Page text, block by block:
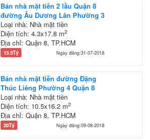
Bán nhà mặt tiền 2 lầu Quận 8
đường Âu Dương Lân Phường 3
Loại nhà: Nhà mặt tiền
Diện tích: 4.3x17.8 m2
Địa chỉ: Quận 8, TP.HCM
13.5Tỷ Ngày đăng:31-07-2018
Bán nhà mặt tiền đường Đặng
Thúc Liêng Phường 4 Quận 8
Loại nhà: Nhà mặt tiền
Diện tích: 10.5x16.2 m2
Địa chỉ: Quận 8, TP.HCM
20Tỷ Ngày đăng:09-08-2018